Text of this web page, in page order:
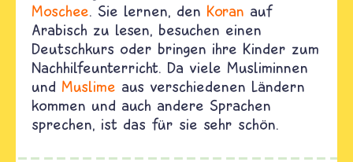
Moschee. Sie lernen, den Koran auf
Arabisch zu lesen, besuchen einen
Deutschkurs oder bringen ihre Kinder zum
Nachhilfeunterricht. Da viele Musliminnen
und Muslime aus verschiedenen Ländern
kommen und auch andere Sprachen
sprechen, ist das für sie sehr schön.